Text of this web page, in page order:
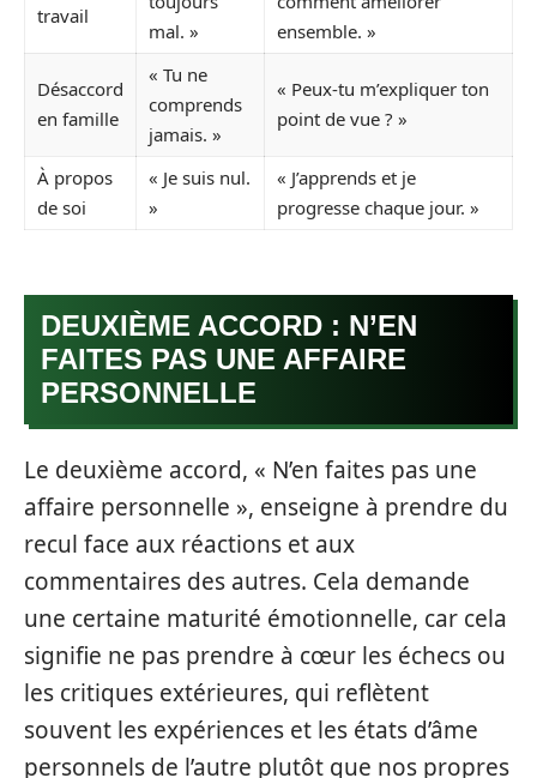
travail
mal. »
ensemble. »
Désaccord
en famille
« Tu ne
comprends
jamais. »
« Peux-tu m’expliquer ton
point de vue ? »
À propos
de soi
« Je suis nul.
»
« J’apprends et je
progresse chaque jour. »
DEUXIÈME ACCORD : N’EN
FAITES PAS UNE AFFAIRE
PERSONNELLE
Le deuxième accord, « N’en faites pas une
affaire personnelle », enseigne à prendre du
recul face aux réactions et aux
commentaires des autres. Cela demande
une certaine maturité émotionnelle, car cela
signifie ne pas prendre à cœur les échecs ou
les critiques extérieures, qui reflètent
souvent les expériences et les états d’âme
personnels de l’autre plutôt que nos propres